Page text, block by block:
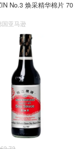
No.3 焕采精华棉片 70
国亚马逊